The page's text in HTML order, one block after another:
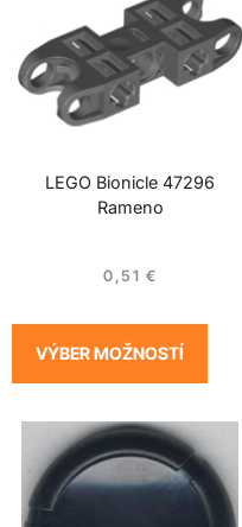
LEGO Bionicle 47296
Rameno
0,51 €
VÝBER MOŽNOSTÍ